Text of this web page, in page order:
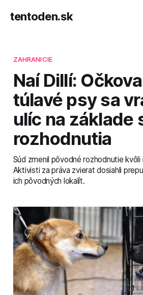
tentoden.sk
ZAHRANICIE
Naí Dillí:
túlavé psy sa
ulíc na základe
rozhodnutia
Súd zmenil pôvodné rozhodnutie
Aktivisti za práva zvierat dosiahli
ich pôvodných lokalít.